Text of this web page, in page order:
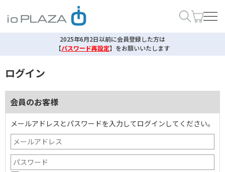
2025年6月2日以前に会員登録した方は
【パスワード再設定】 をお願いいたします
ログイン
会員のお客様
メールアドレスとパスワードを入力してログインしてください。